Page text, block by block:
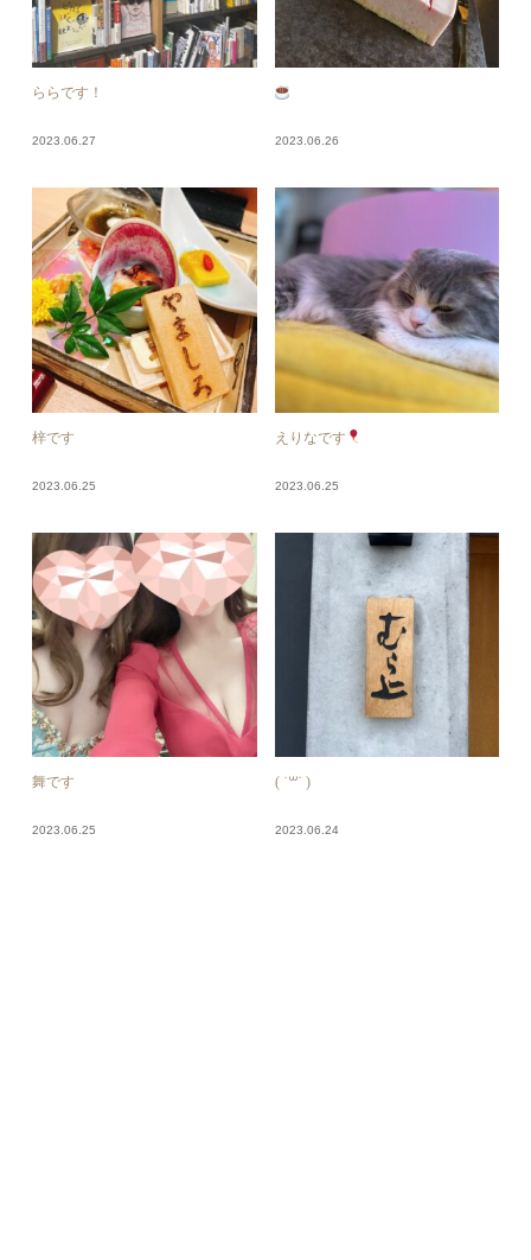
ららです！
2023.06.27 2023.06.26
梓です
2023.06.25
えりなです
2023.06.25
舞です
2023.06.25
( ˙꒳​˙ )
2023.06.24